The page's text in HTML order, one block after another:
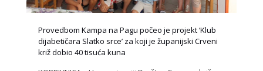
Provedbom Kampa na Pagu počeo je projekt ‘Klub
dijabetičara Slatko srce’ za koji je županijski Crveni
križ dobio 40 tisuća kuna